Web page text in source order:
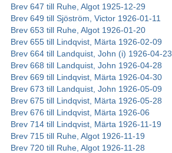
Brev 647 till Ruhe, Algot 1925-12-29
Brev 649 till Sjöström, Victor 1926-01-11
Brev 653 till Ruhe, Algot 1926-01-20
Brev 655 till Lindqvist, Märta 1926-02-09
Brev 664 till Landquist, John (i) 1926-04-23
Brev 668 till Landquist, John 1926-04-28
Brev 669 till Lindqvist, Märta 1926-04-30
Brev 673 till Landquist, John 1926-05-09
Brev 675 till Lindqvist, Märta 1926-05-28
Brev 676 till Lindqvist, Märta 1926-06
Brev 714 till Lindqvist, Märta 1926-11-19
Brev 715 till Ruhe, Algot 1926-11-19
Brev 720 till Ruhe, Algot 1926-11-28